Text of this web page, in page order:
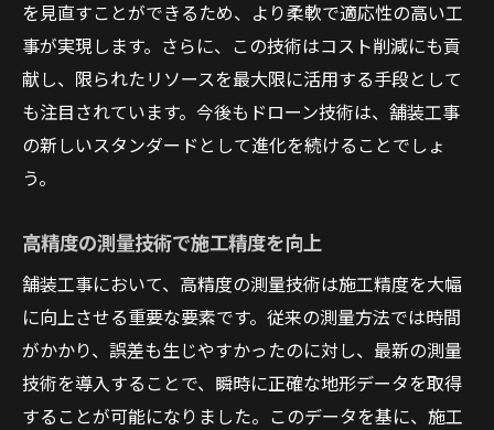
を見直すことができるため、より柔軟で適応性の高い工
事が実現します。さらに、この技術はコスト削減にも貢
献し、限られたリソースを最大限に活用する手段として
も注目されています。今後もドローン技術は、舗装工事
の新しいスタンダードとして進化を続けることでしょ
う。
高精度の測量技術で施工精度を向上
舗装工事において、高精度の測量技術は施工精度を大幅
に向上させる重要な要素です。従来の測量方法では時間
がかかり、誤差も生じやすかったのに対し、最新の測量
技術を導入することで、瞬時に正確な地形データを取得
することが可能になりました。このデータを基に、施工